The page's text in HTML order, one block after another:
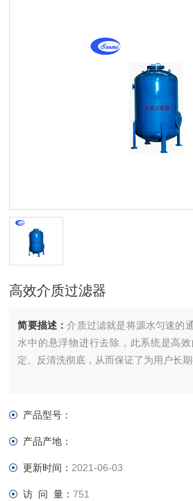
高效介质过滤器
简要描述：介质过滤就是将源水匀速的
水中的悬浮物进行去除，此系统是高
定、反清洗彻底，从而保证了为用户长
产品型号：
产品产地：
更新时间： 2021-06-03
访 问 量：751